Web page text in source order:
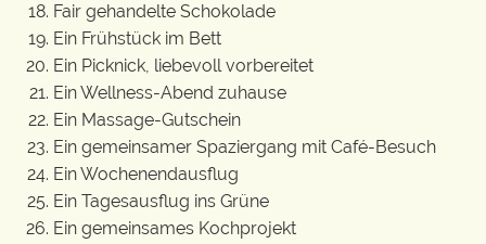
Fair gehandelte Schokolade
Ein Frühstück im Bett
Ein Picknick, liebevoll vorbereitet
Ein Wellness-Abend zuhause
Ein Massage-Gutschein
Ein gemeinsamer Spaziergang mit Café-Besuch
Ein Wochenendausflug
Ein Tagesausflug ins Grüne
Ein gemeinsames Kochprojekt